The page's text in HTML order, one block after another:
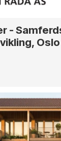
-
Oslo